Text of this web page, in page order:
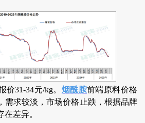
31-34元/kg。 烟酰胺前端原料价格
需求较淡，市场价格止跌，根据品牌
差异。